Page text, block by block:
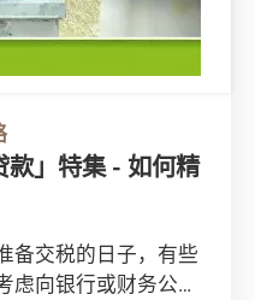
款」特集 - 如何精
备交税的日子，有些
虑向银行或财务公司